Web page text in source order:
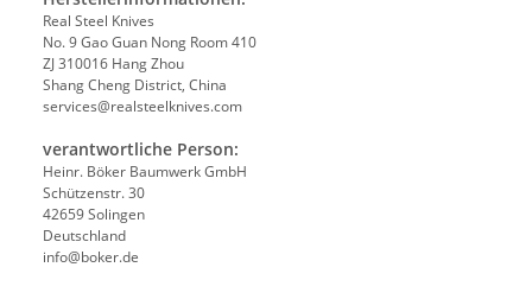
Real Steel Knives
No. 9 Gao Guan Nong Room 410
ZJ 310016 Hang Zhou
Shang Cheng District, China
services@realsteelknives.com
verantwortliche Person:
Heinr. Böker Baumwerk GmbH
Schützenstr. 30
42659 Solingen
Deutschland
info@boker.de